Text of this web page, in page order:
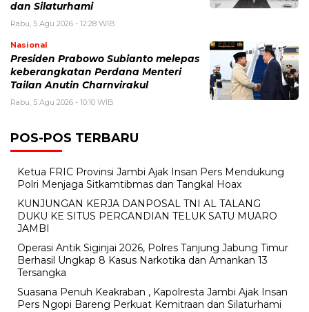
dan Silaturhami
Rabu, 5 Agu 2026 - 12:28 WIB
Nasional
Presiden Prabowo Subianto melepas
keberangkatan Perdana Menteri
Tailan Anutin Charnvirakul
Rabu, 5 Agu 2026 - 10:10 WIB
POS-POS TERBARU
Ketua FRIC Provinsi Jambi Ajak Insan Pers Mendukung
Polri Menjaga Sitkamtibmas dan Tangkal Hoax
KUNJUNGAN KERJA DANPOSAL TNI AL TALANG
DUKU KE SITUS PERCANDIAN TELUK SATU MUARO
JAMBI
Operasi Antik Siginjai 2026, Polres Tanjung Jabung Timur
Berhasil Ungkap 8 Kasus Narkotika dan Amankan 13
Tersangka
Suasana Penuh Keakraban , Kapolresta Jambi Ajak Insan
Pers Ngopi Bareng Perkuat Kemitraan dan Silaturhami